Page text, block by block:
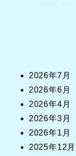
2026年7月
2026年6月
2026年4月
2026年3月
2026年1月
2025年12月